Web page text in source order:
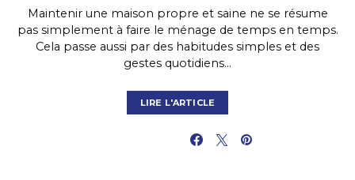
Maintenir une maison propre et saine ne se résume
pas simplement à faire le ménage de temps en temps.
Cela passe aussi par des habitudes simples et des
gestes quotidiens…
LIRE L'ARTICLE